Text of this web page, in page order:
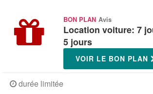
BON PLAN Avis
Location voiture: 7
5 jours
VOIR LE BON PLAN
durée limitée